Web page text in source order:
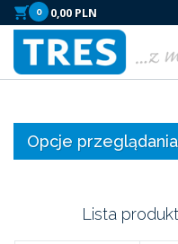
0
Opcje przeglądania
Lista